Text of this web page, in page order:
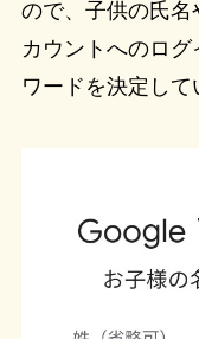
ので、子供の氏
カウントへのロ
ワードを決定して